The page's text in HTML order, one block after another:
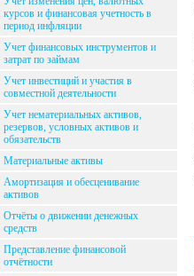
курсов и финансовая учетность в
период инфляции
Учет финансовых инструментов и
затрат по займам
Учет инвестиций и участия в
совместной деятельности
Учет нематериальных активов,
резервов, условных активов и
обязательств
Материальные активы
Амортизация и обесценивание
активов
Отчёты о движении денежных
средств
Представление финансовой
отчётности